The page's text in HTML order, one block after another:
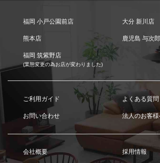
福岡 小戸公園前店 大分 新川店
熊本店 鹿児島 与次
福岡 筑紫野店
(業態変更の為お店が変わりました)
ご利用ガイド よくある質問
お問い合わせ 法人のお客
会社概要 採用情報